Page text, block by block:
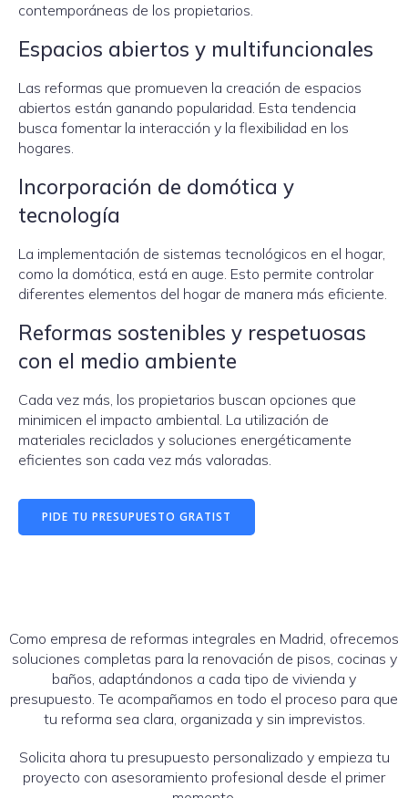
contemporáneas de los propietarios.
Espacios abiertos y multifuncionales
Las reformas que promueven la creación de espacios
abiertos están ganando popularidad. Esta tendencia
busca fomentar la interacción y la flexibilidad en los
hogares.
Incorporación de domótica y
tecnología
La implementación de sistemas tecnológicos en el hogar,
como la domótica, está en auge. Esto permite controlar
diferentes elementos del hogar de manera más eficiente.
Reformas sostenibles y respetuosas
con el medio ambiente
Cada vez más, los propietarios buscan opciones que
minimicen el impacto ambiental. La utilización de
materiales reciclados y soluciones energéticamente
eficientes son cada vez más valoradas.
PIDE TU PRESUPUESTO GRATIST
Como empresa de reformas integrales en Madrid, ofrecemos
soluciones completas para la renovación de pisos, cocinas y
baños, adaptándonos a cada tipo de vivienda y
presupuesto. Te acompañamos en todo el proceso para que
tu reforma sea clara, organizada y sin imprevistos.
Solicita ahora tu presupuesto personalizado y empieza tu
proyecto con asesoramiento profesional desde el primer